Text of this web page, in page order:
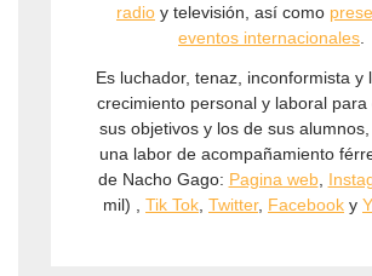
radio y televisión, así como
eventos internacionales.
Es luchador, tenaz, inconformista y
crecimiento personal y laboral para
sus objetivos y los de sus
una labor de acompañamiento
de Nacho Gago: Pagina web,
mil) , Tik Tok, Twitter, Facebook y